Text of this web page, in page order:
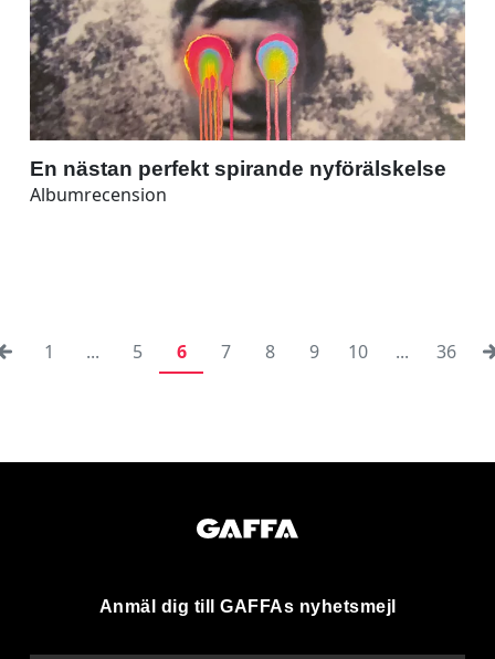
En nästan perfekt spirande nyförälskelse
Albumrecension
1 ... 5 6 7 8 9 10 ... 36
Anmäl dig till GAFFAs nyhetsmejl